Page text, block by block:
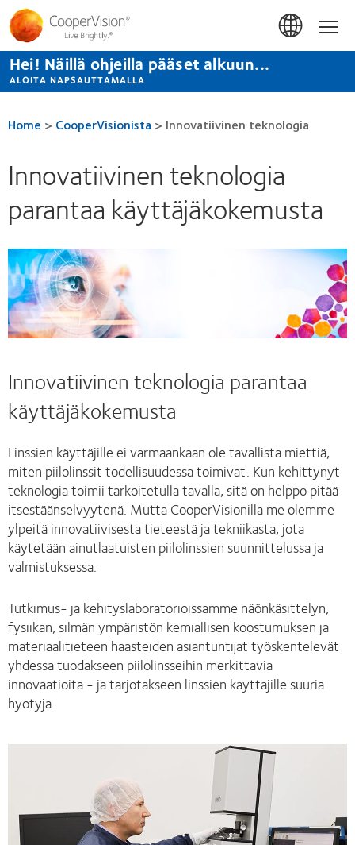
Hyppää
pääsisältöön
Hei! Näillä ohjeilla pääset alkuun...
ALOITA NAPSAUTTAMALLA
Home > CooperVisionista > Innovatiivinen teknologia
Innovatiivinen teknologia
parantaa käyttäjäkokemusta
Innovatiivinen teknologia parantaa
käyttäjäkokemusta
Linssien käyttäjille ei varmaankaan ole tavallista miettiä,
miten piilolinssit todellisuudessa toimivat. Kun kehittynyt
teknologia toimii tarkoitetulla tavalla, sitä on helppo pitää
itsestäänselvyytenä. Mutta CooperVisionilla me olemme
ylpeitä innovatiivisesta tieteestä ja tekniikasta, jota
käytetään ainutlaatuisten piilolinssien suunnittelussa ja
valmistuksessa.
Tutkimus- ja kehityslaboratorioissamme näönkäsittelyn,
fysiikan, silmän ympäristön kemiallisen koostumuksen ja
materiaalitieteen haasteiden asiantuntijat työskentelevät
yhdessä tuodakseen piilolinsseihin merkittäviä
innovaatioita - ja tarjotakseen linssien käyttäjille suuria
hyötyjä.